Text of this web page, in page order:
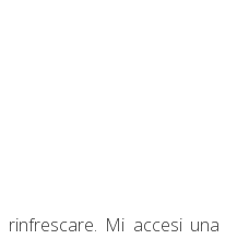
Mi accesi una